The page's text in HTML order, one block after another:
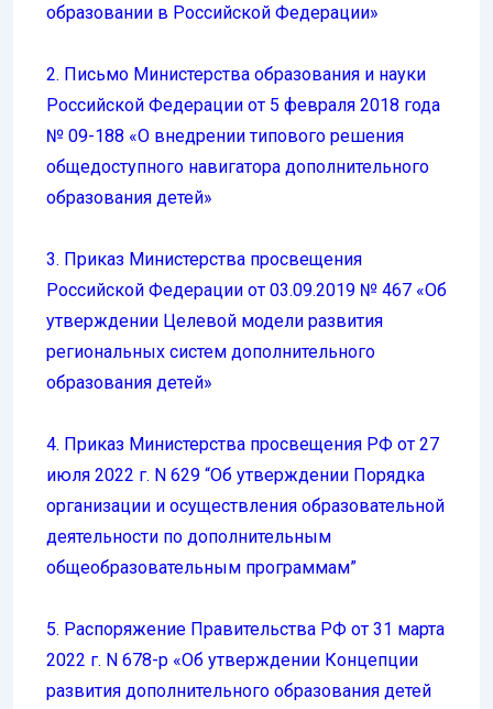
образовании в Российской Федерации»
2. Письмо Министерства образования и науки
Российской Федерации от 5 февраля 2018 года
№ 09-188 «О внедрении типового решения
общедоступного навигатора дополнительного
образования детей»
3. Приказ Министерства просвещения
Российской Федерации от 03.09.2019 № 467 «Об
утверждении Целевой модели развития
региональных систем дополнительного
образования детей»
4. Приказ Министерства просвещения РФ от 27
июля 2022 г. N 629 “Об утверждении Порядка
организации и осуществления образовательной
деятельности по дополнительным
общеобразовательным программам”
5. Распоряжение Правительства РФ от 31 марта
2022 г. N 678-р «Об утверждении Концепции
развития дополнительного образования детей